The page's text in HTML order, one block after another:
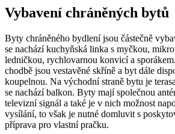
Vybavení chráněných bytů
Byty chráněného bydlení jsou částečně
se nachází kuchyňská linka s myčkou,
ledničkou, rychlovarnou konvicí a
chodbě jsou vestavěné skříně a byt dále
koupelnou. Na východní straně bytu je
se nachází balkon. Byty mají společnou
televizní signál a také je v nich možnost
vysílání, to však je nutné domluvit s
příprava pro vlastní pračku.